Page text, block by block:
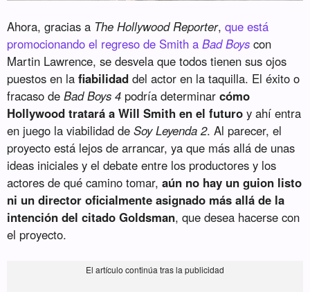
Ahora, gracias a The Hollywood Reporter,que está
promocionando el regreso de Smith aBad Boys con
Martin Lawrence, se desvela que todos tienen sus ojos
puestos en lafiabilidad del actor en la taquilla. El éxito o
fracaso deBad Boys 4 podría determinarcómo
Hollywood tratará a Will Smith en el futuro y ahí entra
en juego la viabilidad deSoy Leyenda 2. Al parecer, el
proyecto está lejos de arrancar, ya que más allá de unas
ideas iniciales y el debate entre los productores y los
actores de qué camino tomar,aún no hay un guion listo
ni un director oficialmente asignado más allá de la
intención del citado Goldsman, que desea hacerse con
el proyecto.